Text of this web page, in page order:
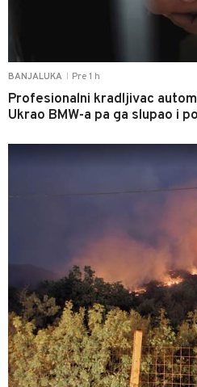
BANJALUKA Pre 1 h
Profesionalni kradljivac
Ukrao BMW-a pa ga slupao i